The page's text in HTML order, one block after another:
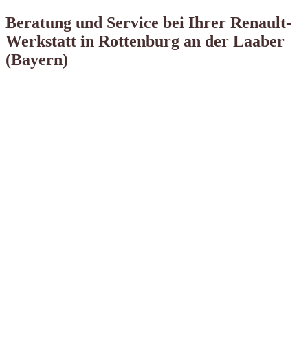
Beratung und Service bei Ihrer Renault-
Werkstatt in Rottenburg an der Laaber
(Bayern)